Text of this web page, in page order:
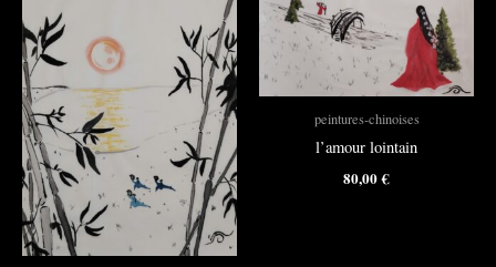
peintures-chinoises
l’amour lointain
80,00€